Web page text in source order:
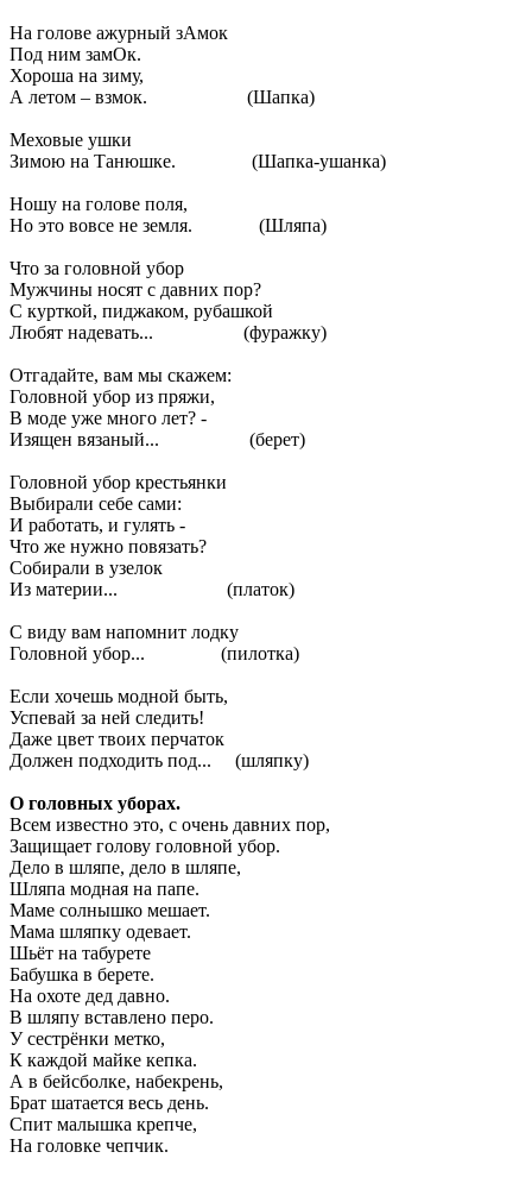
На голове ажурный зАмок
Под ним замОк.
Хороша на зиму,
А летом – взмок. (Шапка)
Меховые ушки
Зимою на Танюшке. (Шапка-ушанка)
Ношу на голове поля,
Но это вовсе не земля. (Шляпа)
Что за головной убор
Мужчины носят с давних пор?
С курткой, пиджаком, рубашкой
Любят надевать... (фуражку)
Отгадайте, вам мы скажем:
Головной убор из пряжи,
В моде уже много лет? -
Изящен вязаный... (берет)
Головной убор крестьянки
Выбирали себе сами:
И работать, и гулять -
Что же нужно повязать?
Собирали в узелок
Из материи... (платок)
С виду вам напомнит лодку
Головной убор... (пилотка)
Если хочешь модной быть,
Успевай за ней следить!
Даже цвет твоих перчаток
Должен подходить под... (шляпку)
О головных уборах.
Всем известно это, с очень давних пор,
Защищает голову головной убор.
Дело в шляпе, дело в шляпе,
Шляпа модная на папе.
Маме солнышко мешает.
Мама шляпку одевает.
Шьёт на табурете
Бабушка в берете.
На охоте дед давно.
В шляпу вставлено перо.
У сестрёнки метко,
К каждой майке кепка.
А в бейсболке, набекрень,
Брат шатается весь день.
Спит малышка крепче,
На головке чепчик.